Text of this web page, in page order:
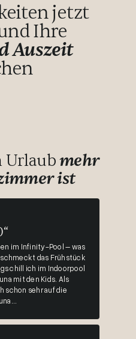
jetzt
Ihre
Auszeit
Urlaubmehr
ist
im Infinity-Pool – was
das Frühstück
chill ich im Indoorpool
mit den Kids. Als
schon sehr auf die